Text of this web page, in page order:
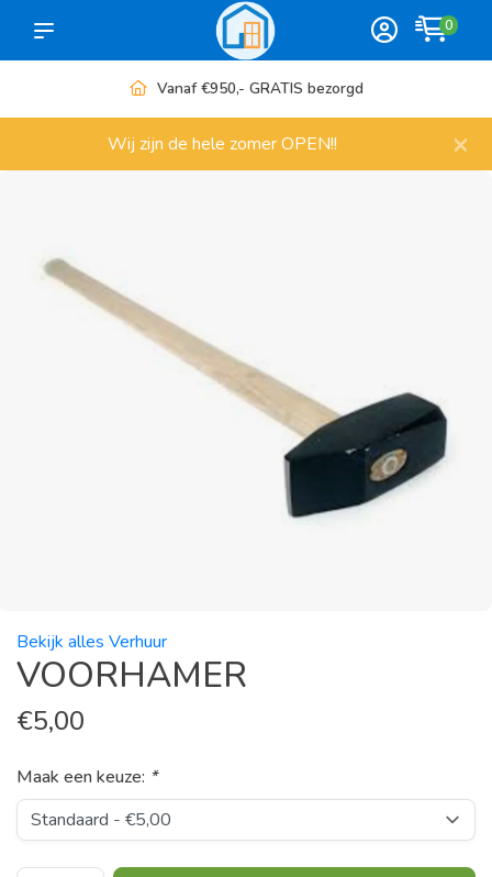
0
Vanaf €950,- GRATIS bezorgd
Wij zijn de hele zomer OPEN!! ×
Bekijk alles Verhuur
VOORHAMER
€5,00
Maak een keuze: *